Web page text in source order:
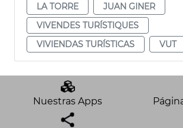
LA TORRE
JUAN GINER
VIVENDES TURÍSTIQUES
VIVIENDAS TURÍSTICAS
VUT
Nuestras Apps